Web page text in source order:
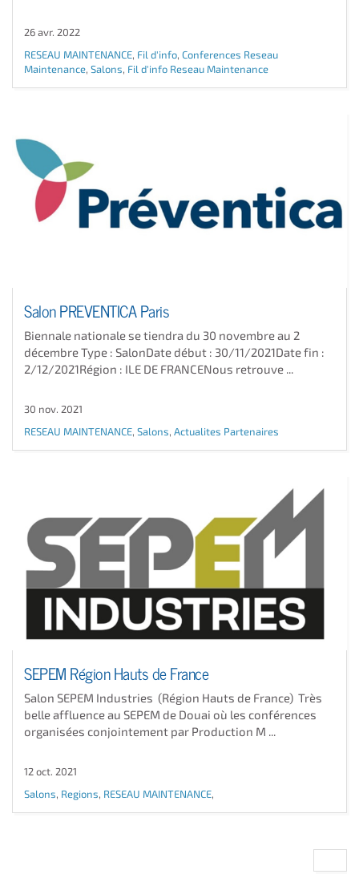
26 avr. 2022
RESEAU MAINTENANCE, Fil d'info, Conferences Reseau
Maintenance, Salons, Fil d'info Reseau Maintenance
Salon PREVENTICA Paris
Biennale nationale se tiendra du 30 novembre au 2
décembre Type : SalonDate début : 30/11/2021Date fin :
2/12/2021Région : ILE DE FRANCENous retrouve ...
30 nov. 2021
RESEAU MAINTENANCE, Salons, Actualites Partenaires
SEPEM Région Hauts de France
Salon SEPEM Industries (Région Hauts de France) Très
belle affluence au SEPEM de Douai où les conférences
organisées conjointement par Production M ...
12 oct. 2021
Salons, Regions, RESEAU MAINTENANCE,